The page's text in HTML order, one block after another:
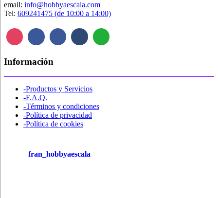
email: info@hobbyaescala.com
Tel: 609241475 (de 10:00 a 14:00)
Información
-Productos y Servicios
-F.A.Q.
-Términos y condiciones
-Política de privacidad
-Política de cookies
fran_hobbyaescala